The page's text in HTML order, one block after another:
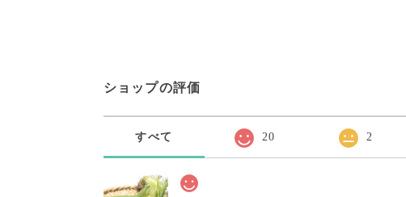
ショップの評価
すべて 20 2